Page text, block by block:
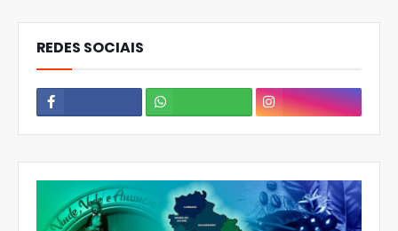
REDES SOCIAIS